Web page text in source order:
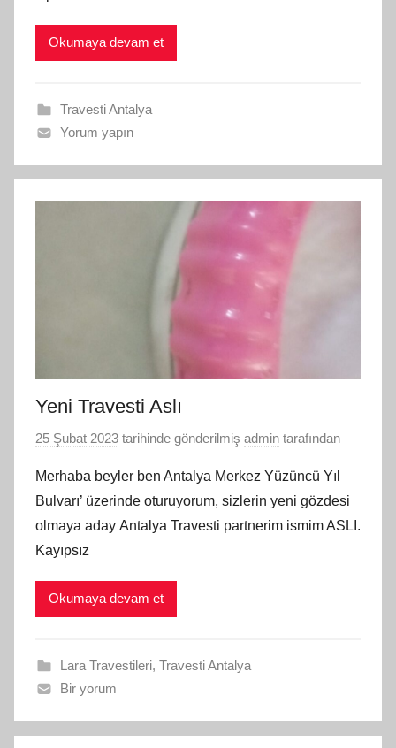
Okumaya devam et
Travesti Antalya
Yorum yapın
Yeni Travesti Aslı
25 Şubat 2023 tarihinde gönderilmiş admin tarafından
Merhaba beyler ben Antalya Merkez Yüzüncü Yıl
Bulvarı’ üzerinde oturuyorum, sizlerin yeni gözdesi
olmaya aday Antalya Travesti partnerim ismim ASLI.
Kayıpsız
Okumaya devam et
Lara Travestileri, Travesti Antalya
Bir yorum